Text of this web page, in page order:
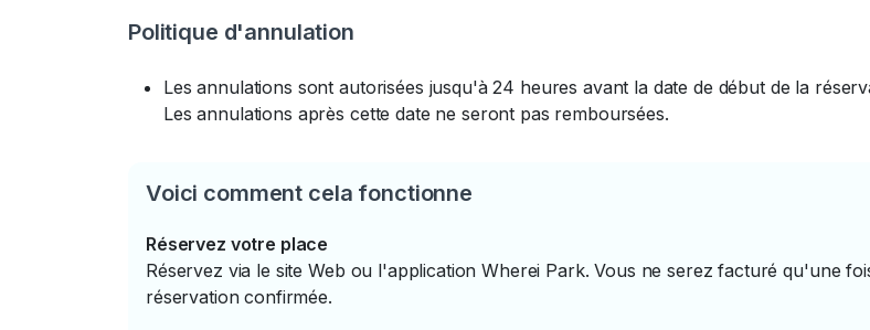
Politique d'annulation
Les annulations sont autorisées jusqu'à 24 heures avant la date de début de la
Les annulations après cette date ne seront pas remboursées.
Voici comment cela fonctionne
Réservez votre place
Réservez via le site Web ou l'application Wherei Park. Vous ne serez facturé qu'une
réservation confirmée.